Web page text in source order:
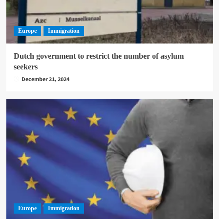
Europe Immigration
Dutch government to restrict the number of asylum
seekers
December 21, 2024
Europe Immigration